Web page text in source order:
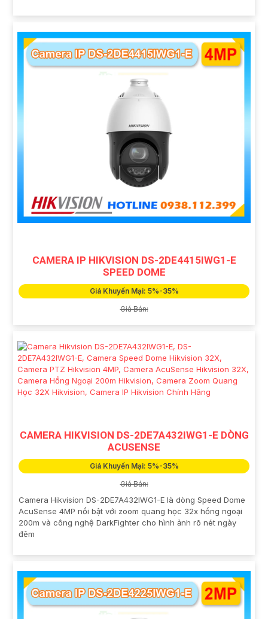
CAMERA IP HIKVISION DS-2DE4415IWG1-E
SPEED DOME
Giá Khuyến Mại: 5%-35%
Giá Bán:
CAMERA HIKVISION DS-2DE7A432IWG1-E DÒNG
ACUSENSE
Giá Khuyến Mại: 5%-35%
Giá Bán:
Camera Hikvision DS-2DE7A432IWG1-E là dòng Speed Dome
AcuSense 4MP nổi bật với zoom quang học 32x hồng ngoại
200m và công nghệ DarkFighter cho hình ảnh rõ nét ngày
đêm